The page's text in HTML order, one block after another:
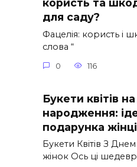
користь та
для саду?
Фацелія: користь і
слова “
0 116
Букети квітів
народження:
подарунка жінці
Букети Квітів З
жінок Ось ці